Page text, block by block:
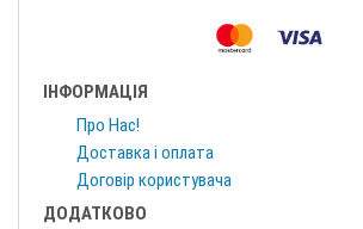
ІНФОРМАЦІЯ
Про Нас!
Доставка і оплата
Договір користувача
ДОДАТКОВО